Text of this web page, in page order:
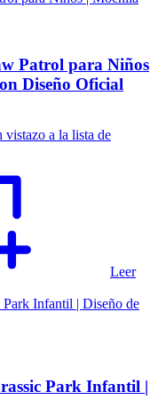
Patrol para Niños
Diseño Oficial
vistazo a la lista de
Leer
Park Infantil |